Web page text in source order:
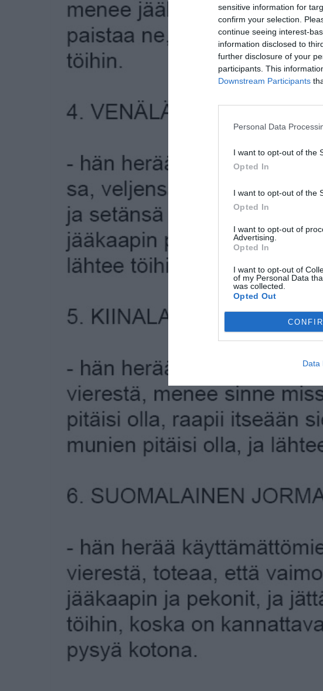
sensitive information for
confirm your selection.
continue seeing interest-
information disclosed to
further disclosure of your
participants. This
Downstream Participants
Personal Data
I want to opt-out of the
Opted In
I want to opt-out of the
Opted In
I want to opt-out of
Advertising.
Opted In
I want to opt-out of
of my Personal Data
was collected.
Opted Out
Data